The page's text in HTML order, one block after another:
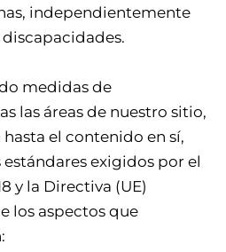
independientemente
medidas de
las áreas de nuestro sitio,
el contenido en sí,
exigidos por el
y la Directiva (UE)
los aspectos que